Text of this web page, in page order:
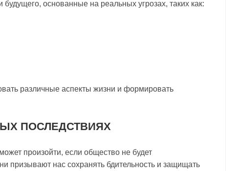
основанные на реальных угрозах, таких как:
различные аспекты жизни и формировать
ПОСЛЕДСТВИЯХ
произойти, если общество не будет
призывают нас сохранять бдительность и защищать